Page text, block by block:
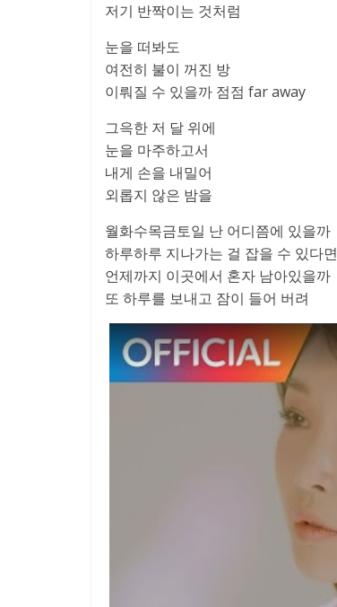
저기 반짝이는 것처럼
눈을 떠봐도
여전히 불이 꺼진 방
이뤄질 수 있을까 점점 far away
그윽한 저 달 위에
눈을 마주하고서
내게 손을 내밀어
외롭지 않은 밤을
월화수목금토일 난 어디쯤에 있을까
하루하루 지나가는 걸 잡을 수 있다면
언제까지 이곳에서 혼자 남아있을까
또 하루를 보내고 잠이 들어 버려